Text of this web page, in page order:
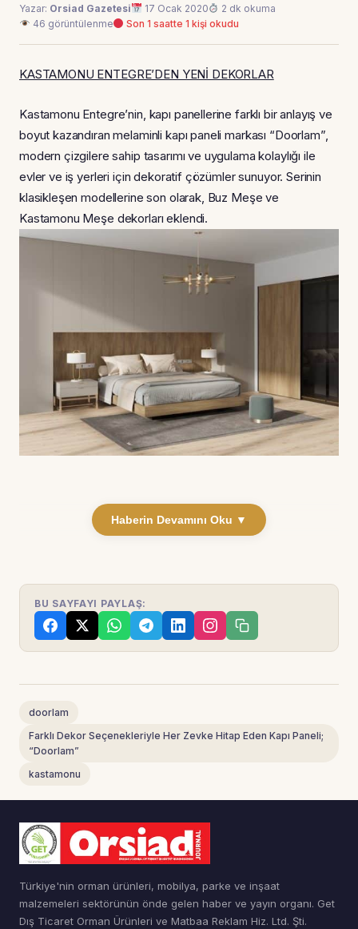
Yazar: Orsiad Gazetesi 17 Ocak 2020
2 dk okuma
46 görüntülenme
Son 1 saatte 1 kişi okudu
KASTAMONU ENTEGRE’DEN YENİ DEKORLAR
Kastamonu Entegre’nin, kapı panellerine farklı bir anlayış ve
boyut kazandıran melaminli kapı paneli markası “Doorlam”,
modern çizgilere sahip tasarımı ve uygulama kolaylığı ile
evler ve iş yerleri için dekoratif çözümler sunuyor. Serinin
klasikleşen modellerine son olarak, Buz Meşe ve
Kastamonu Meşe dekorları eklendi.
Haberin Devamını Oku ▼
BU SAYFAYI PAYLAŞ:
doorlam
Farklı Dekor Seçenekleriyle Her Zevke Hitap Eden Kapı Paneli;
“Doorlam”
kastamonu
Türkiye'nin orman ürünleri, mobilya, parke ve inşaat
malzemeleri sektörünün önde gelen haber ve yayın organı. Get
Dış Ticaret Orman Ürünleri ve Matbaa Reklam Hiz. Ltd. Şti.